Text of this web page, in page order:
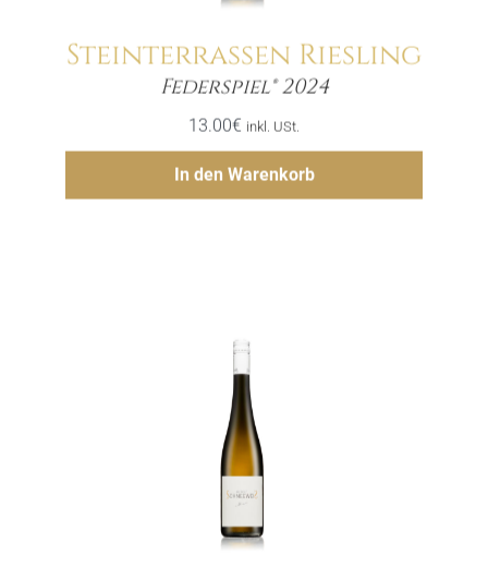
Steinterrassen Riesling
Federspiel® 2024
13.00€ inkl. USt.
In den Warenkorb
Menge
Hinzufügen